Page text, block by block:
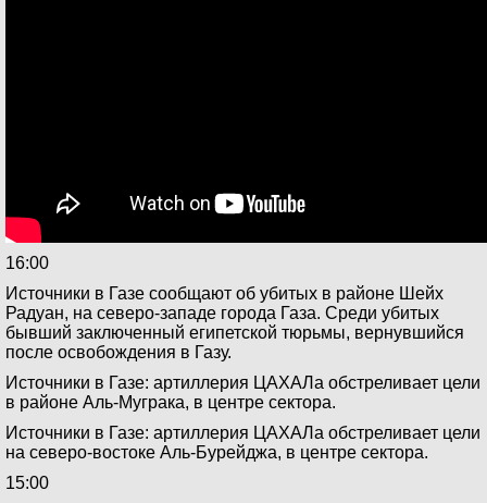
16:00
Источники в Газе сообщают об убитых в районе Шейх
Радуан, на северо-западе города Газа. Среди убитых
бывший заключенный египетской тюрьмы, вернувшийся
после освобождения в Газу.
Источники в Газе: артиллерия ЦАХАЛа обстреливает цели
в районе Аль-Муграка, в центре сектора.
Источники в Газе: артиллерия ЦАХАЛа обстреливает цели
на северо-востоке Аль-Бурейджа, в центре сектора.
15:00